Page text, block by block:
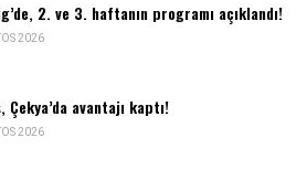
2. ve 3. haftanın programı açıklandı!
2026
Çekya’da avantajı kaptı!
2026